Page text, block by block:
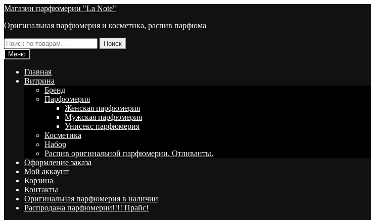
Перейти
навигации
Перейти
содержимому
Магазин парфюмерии "La Note"
Оригинальная парфюмерия и косметика, распив парфюма
Искать:
Поиск
Меню
Главная
Витрина
Брeнд
Парфюмерия
Женская парфюмерия
Мужская парфюмерия
Унисекс парфюмерия
Косметика
Набор
Распив оригинальной парфюмерии. Отливанты.
Оформление заказа
Мой аккаунт
Корзина
Контакты
Оригинальная парфюмерия в наличии
Распродажа парфюмерии!!!! Прайс!